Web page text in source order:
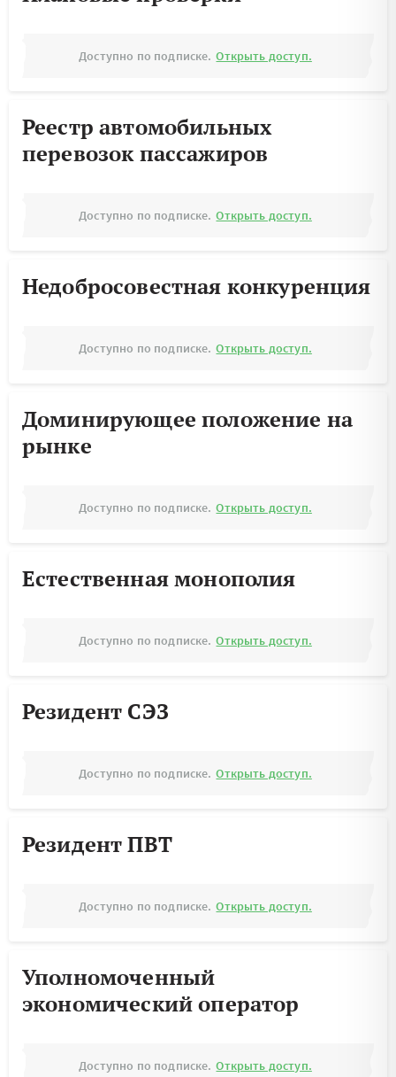
Доступно по подписке. Открыть доступ.
Реестр автомобильных
перевозок пассажиров
Доступно по подписке. Открыть доступ.
Недобросовестная конкуренция
Доступно по подписке. Открыть доступ.
Доминирующее положение на
рынке
Доступно по подписке. Открыть доступ.
Естественная монополия
Доступно по подписке. Открыть доступ.
Резидент СЭЗ
Доступно по подписке. Открыть доступ.
Резидент ПВТ
Доступно по подписке. Открыть доступ.
Уполномоченный
экономический оператор
Доступно по подписке. Открыть доступ.